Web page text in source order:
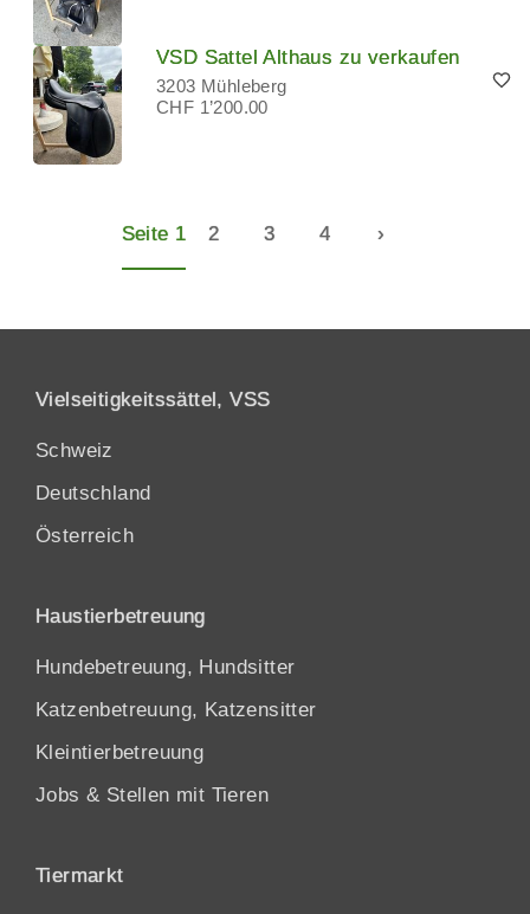
VSD Sattel Althaus zu verkaufen
3203 Mühleberg
CHF 1’200.00
Seite 1 2 3 4 ›
Vielseitigkeitssättel, VSS
Schweiz
Deutschland
Österreich
Haustierbetreuung
Hundebetreuung, Hundsitter
Katzenbetreuung, Katzensitter
Kleintierbetreuung
Jobs & Stellen mit Tieren
Tiermarkt